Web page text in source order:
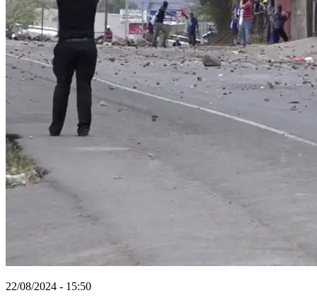
22/08/2024 - 15:50